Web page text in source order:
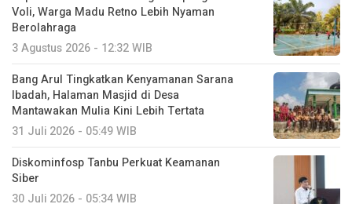
Voli, Warga Madu Retno Lebih Nyaman
Berolahraga
3 Agustus 2026 - 12:32 WIB
Bang Arul Tingkatkan Kenyamanan Sarana
Ibadah, Halaman Masjid di Desa
Mantawakan Mulia Kini Lebih Tertata
31 Juli 2026 - 05:49 WIB
Diskominfosp Tanbu Perkuat Keamanan
Siber
30 Juli 2026 - 05:34 WIB